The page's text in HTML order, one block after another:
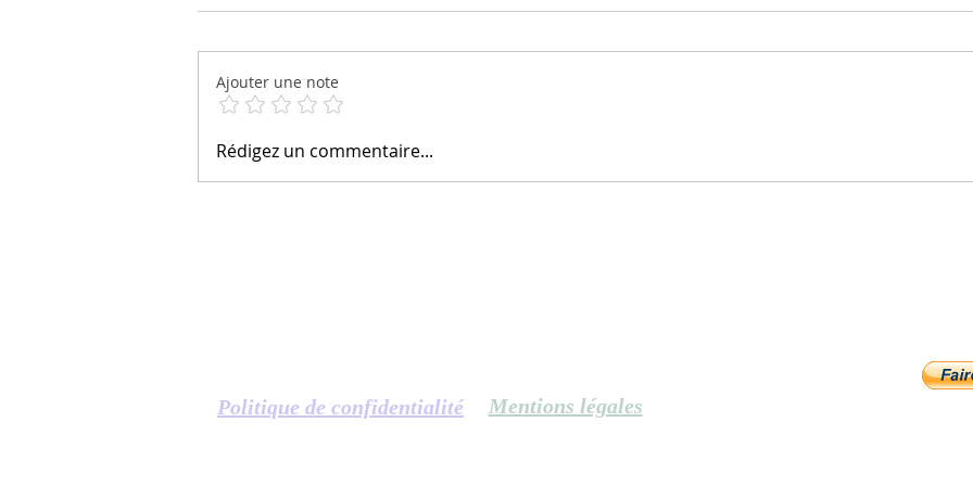
Une nouvelle prise de
conscience
Ajouter une note
Rédigez un commentaire...
Politique de confidentialité Mentions légales